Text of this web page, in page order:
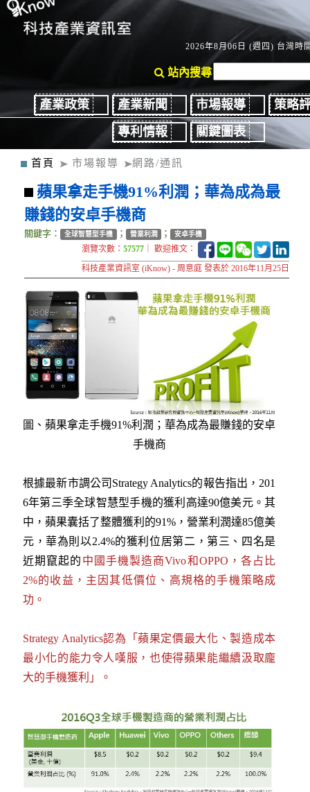
2026年8月06日 (週四) 台灣時
站內搜尋
產業政策 產業新聞 市場報導
策略
專利情報
關鍵圖表
首頁 市場報導 網路/通訊
蘋果拿走手機91%利潤；華為成為最
賺錢的安卓手機商
關鍵字： 全球智慧型手機 ； 營業利潤 ； 安卓手機
瀏覽次數：57577 ｜ 歡迎推文：
科技產業資訊室 (iKnow) - 周意庭 發表於 2016年11月25日
圖、蘋果拿走手機91%利潤；華為成為最賺錢的安卓
手機商
根據最新市調公司Strategy Analytics的報告指出，201
6年第三季全球智慧型手機的獲利高達90億美元。其
中，蘋果囊括了整體獲利的91%，營業利潤達85億美
元，華為則以2.4%的獲利位居第二，第三、四名是
近期竄起的 中國手機製造商Vivo和OPPO，各占比
2%的收益，主因其低價位、高規格的手機策略成
功。
Strategy Analytics認為「蘋果定價最大化、製造成本
最小化的能力令人嘆服，也使得蘋果能繼續汲取龐
大的手機獲利」。